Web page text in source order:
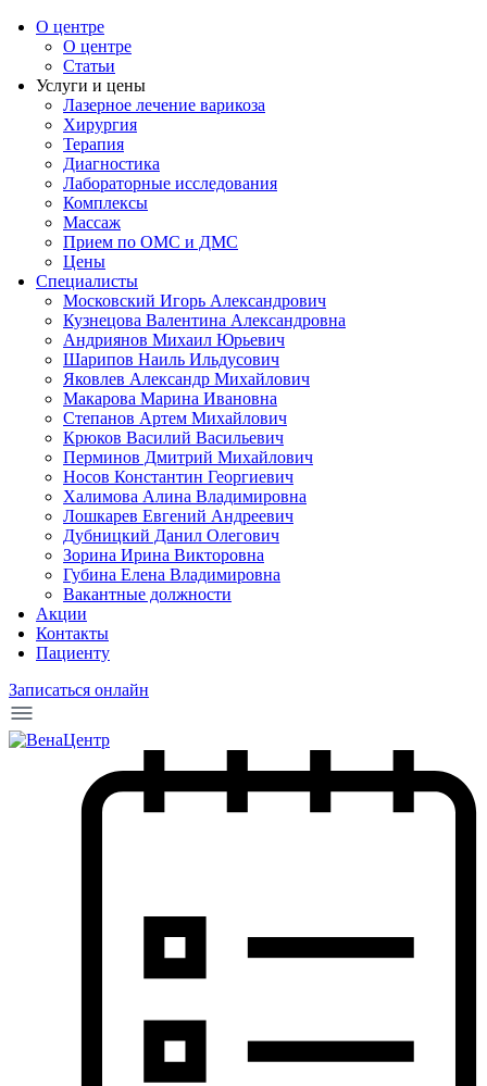
О центре
О центре
Статьи
Услуги и цены
Лазерное лечение варикоза
Хирургия
Терапия
Диагностика
Лабораторные исследования
Комплексы
Массаж
Прием по ОМС и ДМС
Цены
Специалисты
Московский Игорь Александрович
Кузнецова Валентина Александровна
Андриянов Михаил Юрьевич
Шарипов Наиль Ильдусович
Яковлев Александр Михайлович
Макарова Марина Ивановна
Степанов Артем Михайлович
Крюков Василий Васильевич
Перминов Дмитрий Михайлович
Носов Константин Георгиевич
Халимова Алина Владимировна
Лошкарев Евгений Андреевич
Дубницкий Данил Олегович
Зорина Ирина Викторовна
Губина Елена Владимировна
Вакантные должности
Акции
Контакты
Пациенту
Записаться онлайн